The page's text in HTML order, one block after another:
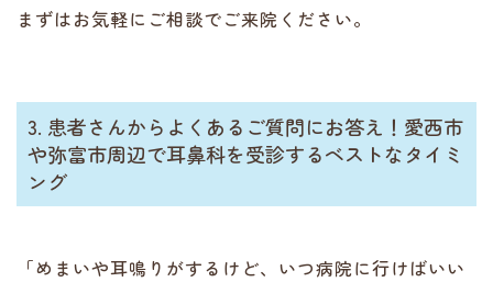
まずはお気軽にご相談でご来院ください。
3. 患者さんからよくあるご質問にお答え！愛西市
や弥富市周辺で耳鼻科を受診するベストなタイミ
ング
「めまいや耳鳴りがするけど、いつ病院に行けばいい